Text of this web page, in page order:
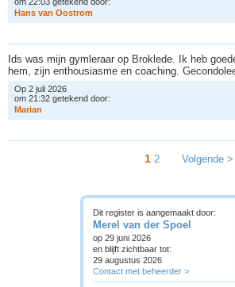
Hans van Oostrom
Ids was mijn gymleraar op Broklede. Ik heb
hem, zijn enthousiasme en coaching.
Op 2 juli 2026
om 21:32 getekend door:
Marian
1 2 Volgende >
Dit register is aangemaakt door:
Merel van der Spoel
op 29 juni 2026
en blijft zichtbaar tot:
29 augustus 2026
Contact met beheerder >